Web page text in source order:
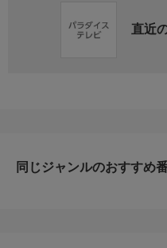
直近
同じジャンルのおすすめ